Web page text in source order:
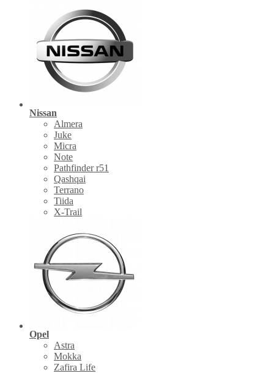
Nissan
Almera
Juke
Micra
Note
Pathfinder r51
Qashqai
Terrano
Tiida
X-Trail
Opel
Astra
Mokka
Zafira Life